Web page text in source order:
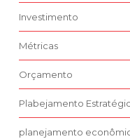
Investimento
Métricas
Orçamento
Plabejamento
planejamento